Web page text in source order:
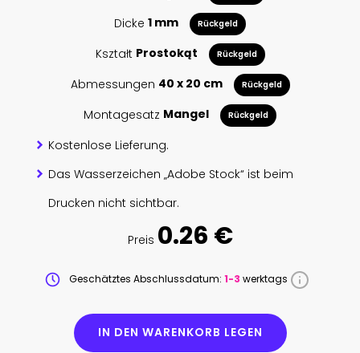
Dicke 1 mm Rückgeld
Kształt Prostokąt Rückgeld
Abmessungen 40 x 20 cm Rückgeld
Montagesatz Mangel Rückgeld
Kostenlose Lieferung.
Das Wasserzeichen „Adobe Stock“ ist beim
Drucken nicht sichtbar.
Preis 0.26 €
Geschätztes Abschlussdatum: 1-3 werktags
IN DEN WARENKORB LEGEN